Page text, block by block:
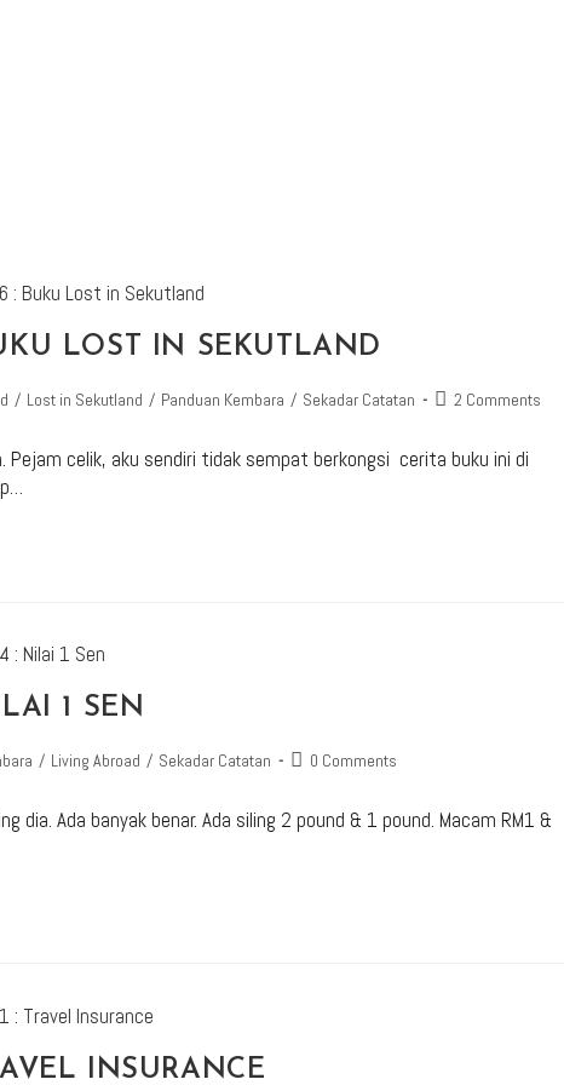
LOST IN SEKUTLAND
/ Lost in Sekutland / Panduan Kembara / Sekadar Catatan 2 Comments
Pejam celik, aku sendiri tidak sempat berkongsi cerita buku ini di
1 SEN
/ Living Abroad / Sekadar Catatan 0 Comments
dia. Ada banyak benar. Ada siling 2 pound & 1 pound. Macam RM1 &
INSURANCE